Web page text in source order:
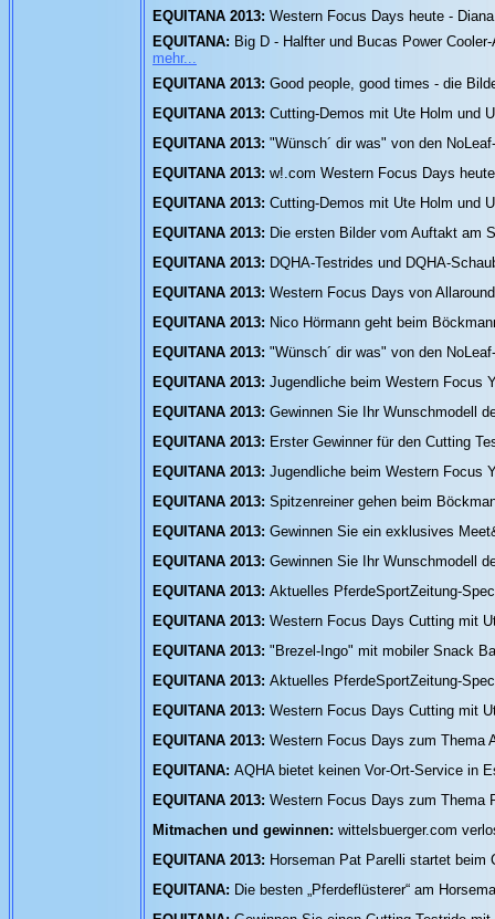
EQUITANA 2013: Western Focus Days heute -
EQUITANA: Big D - Halfter und Bucas Power
mehr...
EQUITANA 2013: Good people, good times - die
EQUITANA 2013: Cutting-Demos mit Ute Holm und
EQUITANA 2013: "Wünsch´ dir was" von den
EQUITANA 2013: w!.com Western Focus Days
EQUITANA 2013: Cutting-Demos mit Ute Holm und
EQUITANA 2013: Die ersten Bilder vom Auftakt am
EQUITANA 2013: DQHA-Testrides und DQHA-
EQUITANA 2013: Western Focus Days von
EQUITANA 2013: Nico Hörmann geht beim
EQUITANA 2013: "Wünsch´ dir was" von den
EQUITANA 2013: Jugendliche beim Western Focus
EQUITANA 2013: Gewinnen Sie Ihr Wunschmodell
EQUITANA 2013: Erster Gewinner für den Cutting
EQUITANA 2013: Jugendliche beim Western Focus
EQUITANA 2013: Spitzenreiner gehen beim
EQUITANA 2013: Gewinnen Sie ein exklusives
EQUITANA 2013: Gewinnen Sie Ihr Wunschmodell
EQUITANA 2013: Aktuelles PferdeSportZeitung-
EQUITANA 2013: Western Focus Days Cutting mit
EQUITANA 2013: "Brezel-Ingo" mit mobiler Snack
EQUITANA 2013: Aktuelles PferdeSportZeitung-
EQUITANA 2013: Western Focus Days Cutting mit
EQUITANA 2013: Western Focus Days zum Thema
EQUITANA: AQHA bietet keinen Vor-Ort-Service in
EQUITANA 2013: Western Focus Days zum Thema
Mitmachen und gewinnen: wittelsbuerger.com
EQUITANA 2013: Horseman Pat Parelli startet beim
EQUITANA: Die besten „Pferdeflüsterer“ am